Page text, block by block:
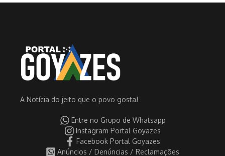
A Notícia do jeito que o povo gosta!
Entre no Grupo de Whatsapp
Instagram Portal Goyazes
Facebook Portal Goyazes
Anúncios / Denúncias / Reclamações